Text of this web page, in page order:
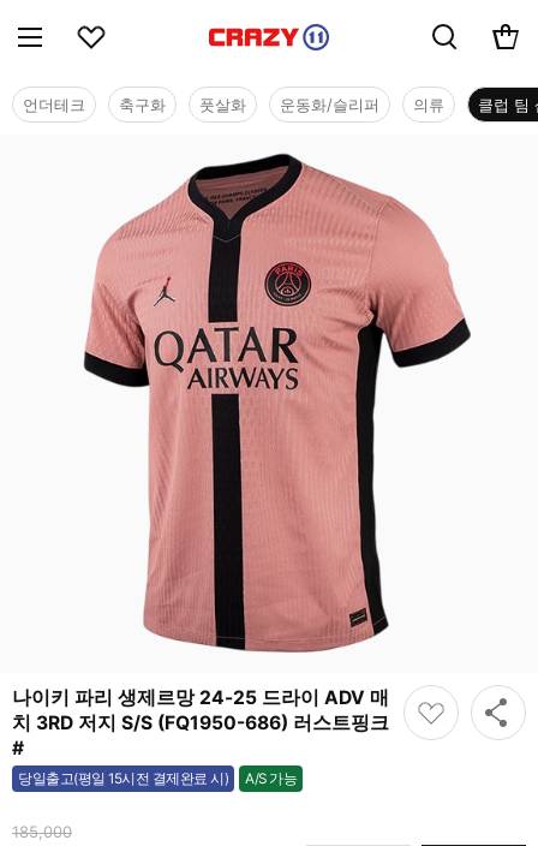
언더테크 축구화 풋살화 운동화/슬리퍼 의류 클럽 팀
나이키 파리 생제르망 24-25 드라이 ADV 매
치 3RD 저지 S/S (FQ1950-686) 러스트핑크
#
당일출고(평일 15시전 결제완료 시) A/S 가능
가능
185,000